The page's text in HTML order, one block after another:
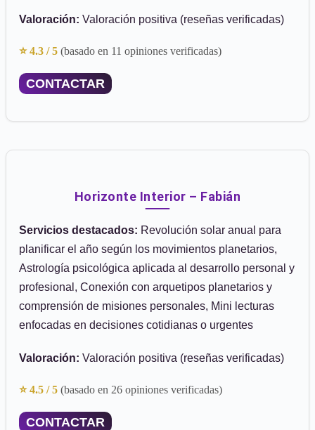
Valoración: Valoración positiva (reseñas verificadas)
⭐ 4.3 / 5 (basado en 11 opiniones verificadas)
CONTACTAR
Horizonte Interior – Fabián
Servicios destacados: Revolución solar anual para
planificar el año según los movimientos planetarios,
Astrología psicológica aplicada al desarrollo personal y
profesional, Conexión con arquetipos planetarios y
comprensión de misiones personales, Mini lecturas
enfocadas en decisiones cotidianas o urgentes
Valoración: Valoración positiva (reseñas verificadas)
⭐ 4.5 / 5 (basado en 26 opiniones verificadas)
CONTACTAR